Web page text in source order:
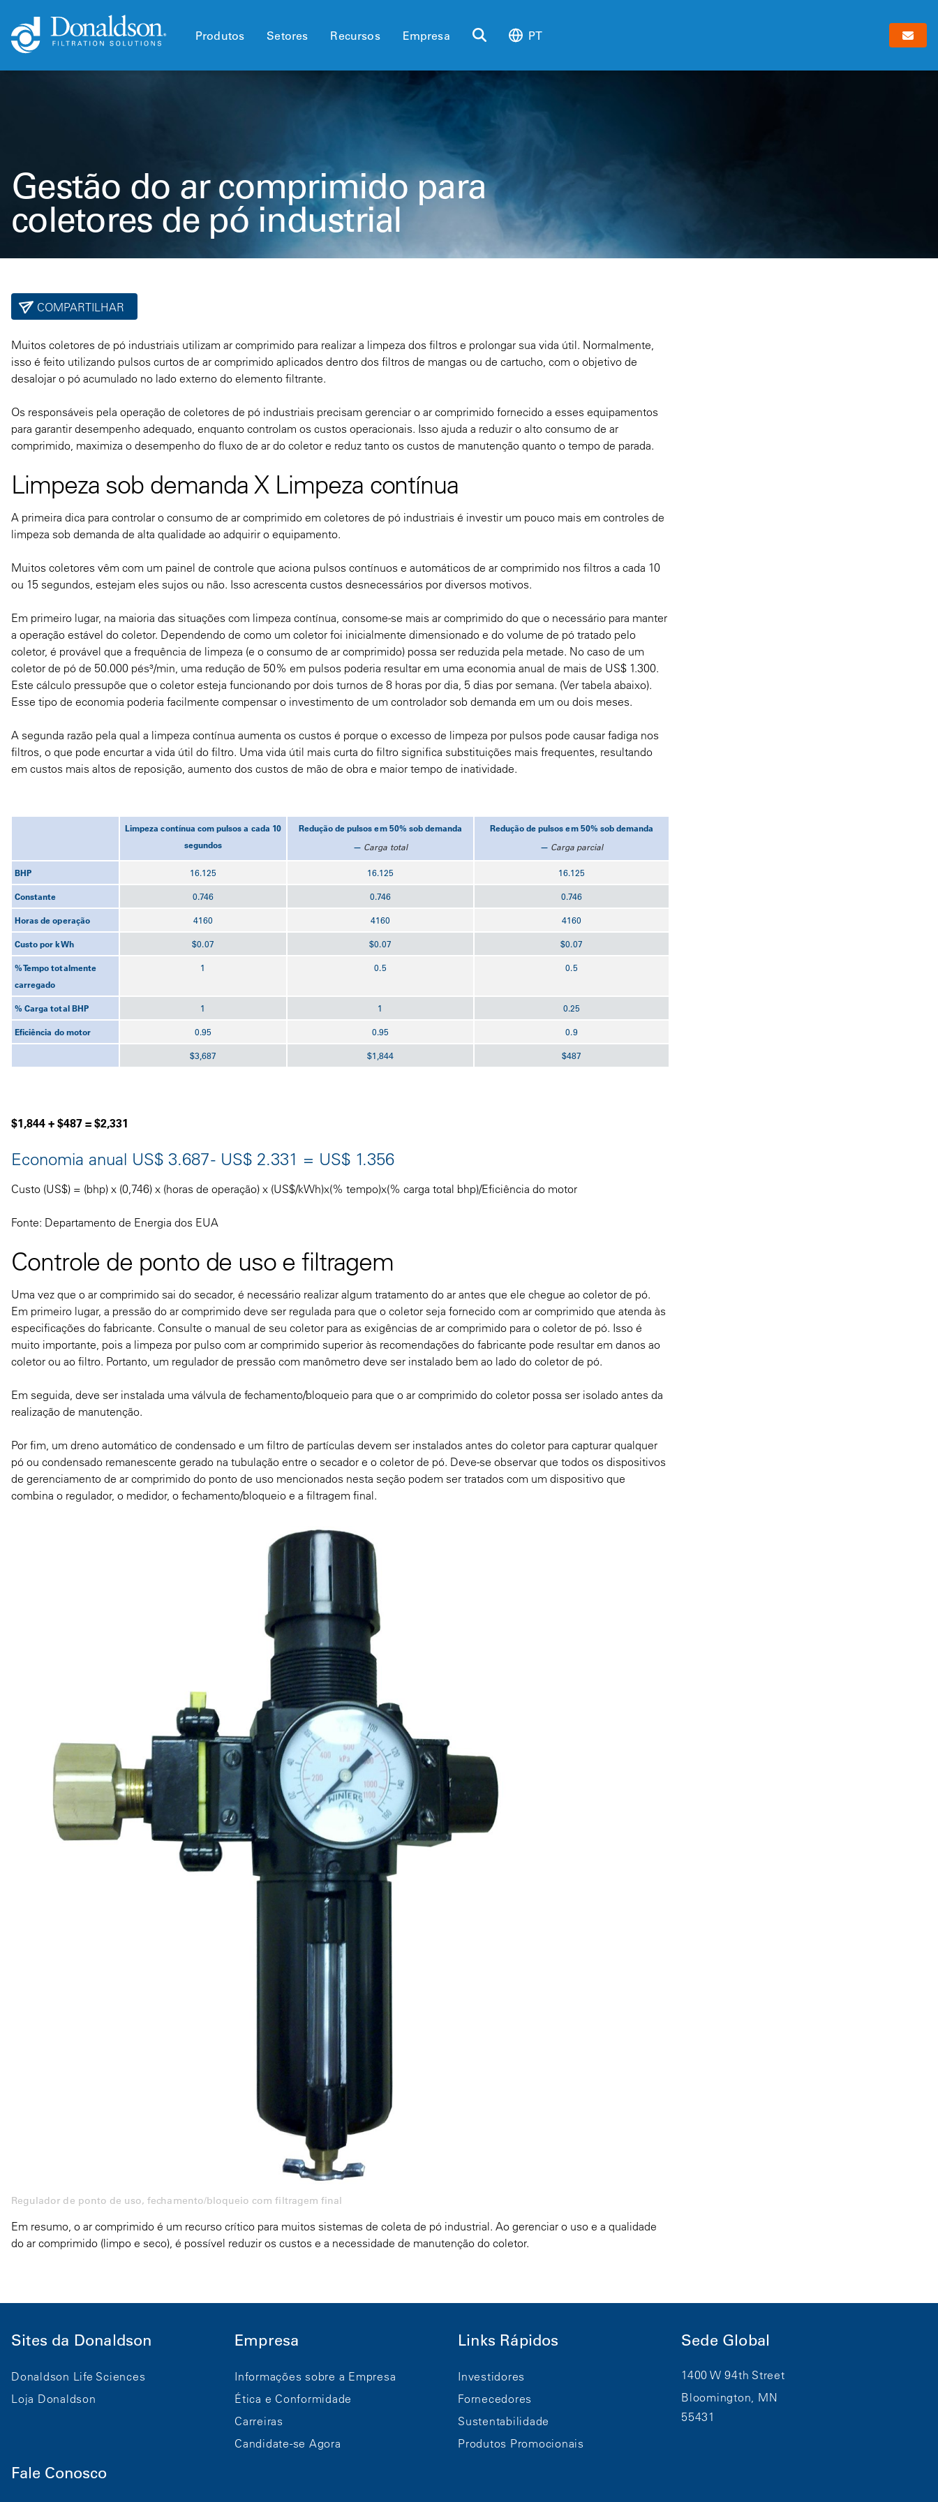
Produtos Setores Recursos Empresa PT
Gestão do ar comprimido para
coletores de pó industrial
COMPARTILHAR
Muitos coletores de pó industriais utilizam ar comprimido para realizar a limpeza dos filtros e prolongar sua vida útil. Normalmente,
isso é feito utilizando pulsos curtos de ar comprimido aplicados dentro dos filtros de mangas ou de cartucho, com o objetivo de
desalojar o pó acumulado no lado externo do elemento filtrante.
Os responsáveis pela operação de coletores de pó industriais precisam gerenciar o ar comprimido fornecido a esses equipamentos
para garantir desempenho adequado, enquanto controlam os custos operacionais. Isso ajuda a reduzir o alto consumo de ar
comprimido, maximiza o desempenho do fluxo de ar do coletor e reduz tanto os custos de manutenção quanto o tempo de parada.
Limpeza sob demanda X Limpeza contínua
A primeira dica para controlar o consumo de ar comprimido em coletores de pó industriais é investir um pouco mais em controles de
limpeza sob demanda de alta qualidade ao adquirir o equipamento.
Muitos coletores vêm com um painel de controle que aciona pulsos contínuos e automáticos de ar comprimido nos filtros a cada 10
ou 15 segundos, estejam eles sujos ou não. Isso acrescenta custos desnecessários por diversos motivos.
Em primeiro lugar, na maioria das situações com limpeza contínua, consome-se mais ar comprimido do que o necessário para manter
a operação estável do coletor. Dependendo de como um coletor foi inicialmente dimensionado e do volume de pó tratado pelo
coletor, é provável que a frequência de limpeza (e o consumo de ar comprimido) possa ser reduzida pela metade. No caso de um
coletor de pó de 50.000 pés³/min, uma redução de 50% em pulsos poderia resultar em uma economia anual de mais de US$ 1.300.
Este cálculo pressupõe que o coletor esteja funcionando por dois turnos de 8 horas por dia, 5 dias por semana. (Ver tabela abaixo).
Esse tipo de economia poderia facilmente compensar o investimento de um controlador sob demanda em um ou dois meses.
A segunda razão pela qual a limpeza contínua aumenta os custos é porque o excesso de limpeza por pulsos pode causar fadiga nos
filtros, o que pode encurtar a vida útil do filtro. Uma vida útil mais curta do filtro significa substituições mais frequentes, resultando
em custos mais altos de reposição, aumento dos custos de mão de obra e maior tempo de inatividade.
Limpeza contínua com pulsos a cada 10
segundos
Redução de pulsos em 50% sob demanda
— Carga total
Redução de pulsos em 50% sob demanda
— Carga parcial
BHP 16.125 16.125 16.125
Constante 0.746 0.746 0.746
Horas de operação 4160 4160 4160
Custo por kWh $0.07 $0.07 $0.07
% Tempo totalmente
carregado
1 0.5 0.5
% Carga total BHP 1 1 0.25
Eficiência do motor 0.95 0.95 0.9
$3,687 $1,844 $487
$1,844 + $487 = $2,331
Economia anual US$ 3.687 - US$ 2.331 = US$ 1.356
Custo (US$) = (bhp) x (0,746) x (horas de operação) x (US$/kWh)x(% tempo)x(% carga total bhp)/Eficiência do motor
Fonte: Departamento de Energia dos EUA
Controle de ponto de uso e filtragem
Uma vez que o ar comprimido sai do secador, é necessário realizar algum tratamento do ar antes que ele chegue ao coletor de pó.
Em primeiro lugar, a pressão do ar comprimido deve ser regulada para que o coletor seja fornecido com ar comprimido que atenda às
especificações do fabricante. Consulte o manual de seu coletor para as exigências de ar comprimido para o coletor de pó. Isso é
muito importante, pois a limpeza por pulso com ar comprimido superior às recomendações do fabricante pode resultar em danos ao
coletor ou ao filtro. Portanto, um regulador de pressão com manômetro deve ser instalado bem ao lado do coletor de pó.
Em seguida, deve ser instalada uma válvula de fechamento/bloqueio para que o ar comprimido do coletor possa ser isolado antes da
realização de manutenção.
Por fim, um dreno automático de condensado e um filtro de partículas devem ser instalados antes do coletor para capturar qualquer
pó ou condensado remanescente gerado na tubulação entre o secador e o coletor de pó. Deve-se observar que todos os dispositivos
de gerenciamento de ar comprimido do ponto de uso mencionados nesta seção podem ser tratados com um dispositivo que
combina o regulador, o medidor, o fechamento/bloqueio e a filtragem final.
Regulador de ponto de uso, fechamento/bloqueio com filtragem final
Em resumo, o ar comprimido é um recurso crítico para muitos sistemas de coleta de pó industrial. Ao gerenciar o uso e a qualidade
do ar comprimido (limpo e seco), é possível reduzir os custos e a necessidade de manutenção do coletor.
Sites da Donaldson
Donaldson Life Sciences
Loja Donaldson
Empresa
Informações sobre a Empresa
Ética e Conformidade
Carreiras
Candidate-se Agora
Links Rápidos
Investidores
Fornecedores
Sustentabilidade
Produtos Promocionais
Sede Global
1400 W 94th Street
Bloomington, MN
55431
Fale Conosco